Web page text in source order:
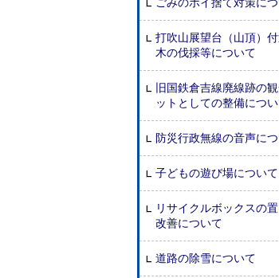
打吹山展望台（山頂）
木の伐採等について
旧国鉄倉吉線廃線跡の
ットとしての整備につ
防災行政無線の音声に
子どもの遊び場について
リサイクルボックスの
改善について
道路の除雪について